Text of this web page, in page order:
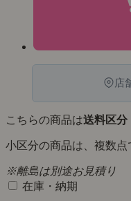
店
こちらの商品は送料区分
小区分の商品は、複数点
※離島は別途お見積り
在庫・納期